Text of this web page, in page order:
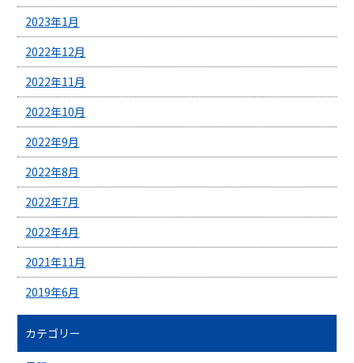
2023年1月
2022年12月
2022年11月
2022年10月
2022年9月
2022年8月
2022年7月
2022年4月
2021年11月
2019年6月
カテゴリー